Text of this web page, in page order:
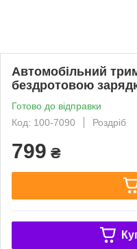
Автомобільний
бездротовою
Готово до відправки
Код: 100-7090
Роздріб
799 ₴